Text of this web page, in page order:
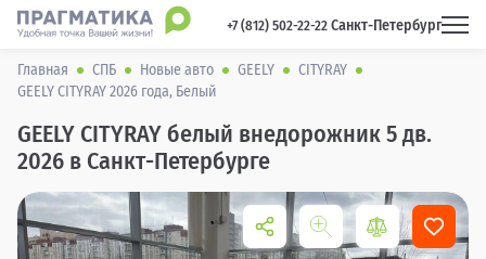
+7 (812) 502-22-22 Санкт-Петербург
Главная СПБ Новые авто GEELY
CITYRAY
GEELY CITYRAY 2026 года, Белый
GEELY CITYRAY белый внедорожник 5 дв.
2026 в Санкт-Петербурге